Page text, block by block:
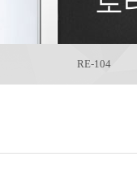
RE-104